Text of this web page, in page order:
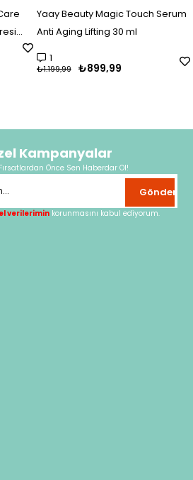
Yaay Beauty Magic Touch Serum
Anti Aging Lifting 30 ml
1
₺899,99
₺1.199,99
Kampanyalar
Önce Sen Haberdar Ol!
Gönder
verilerimin korunmasını kabul ediyorum.